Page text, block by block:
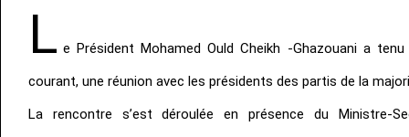
L e Président Mohamed Ould Cheikh -Ghazouani a
courant, une réunion avec les présidents des partis de la
La rencontre s’est déroulée en présence du Ministre-